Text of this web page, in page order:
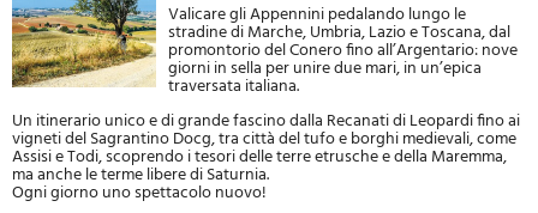
Valicare gli Appennini pedalando lungo le
stradine di Marche, Umbria, Lazio e Toscana, dal
promontorio del Conero fino all’Argentario: nove
giorni in sella per unire due mari, in un’epica
traversata italiana.
Un itinerario unico e di grande fascino dalla Recanati di Leopardi fino ai
vigneti del Sagrantino Docg, tra città del tufo e borghi medievali, come
Assisi e Todi, scoprendo i tesori delle terre etrusche e della Maremma,
ma anche le terme libere di Saturnia.
Ogni giorno uno spettacolo nuovo!